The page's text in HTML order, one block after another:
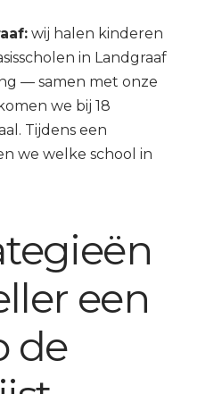
wij halen kinderen
in Landgraaf
— samen met onze
we bij 18
Tijdens een
we welke school in
een
de